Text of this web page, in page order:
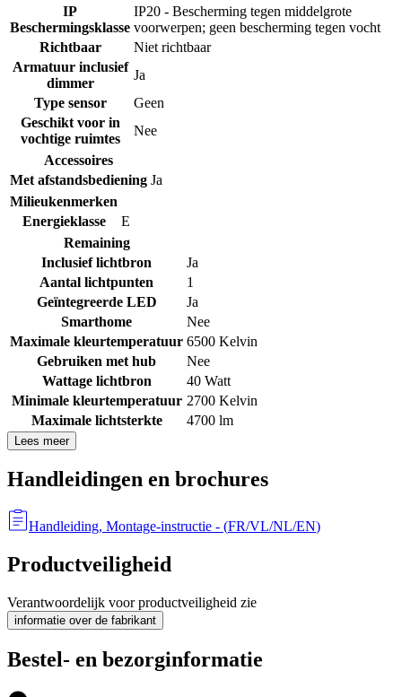
IP
Beschermingsklasse
IP20 - Bescherming tegen middelgrote
voorwerpen; geen bescherming tegen vocht
Richtbaar
Niet richtbaar
Armatuur inclusief
dimmer
Ja
Type sensor
Geen
Geschikt voor in
vochtige ruimtes
Nee
Accessoires
Met afstandsbediening Ja
Milieukenmerken
Energieklasse
E
Remaining
Inclusief lichtbron
Ja
Aantal lichtpunten
1
Geïntegreerde LED
Ja
Smarthome
Nee
Maximale kleurtemperatuur 6500 Kelvin
Gebruiken met hub
Nee
Wattage lichtbron
40 Watt
Minimale kleurtemperatuur 2700 Kelvin
Maximale lichtsterkte
4700 lm
Lees meer
Handleidingen en brochures
Handleiding, Montage-instructie - (FR/VL/NL/EN)
Productveiligheid
Verantwoordelijk voor productveiligheid zie
informatie over de fabrikant
Bestel- en bezorginformatie